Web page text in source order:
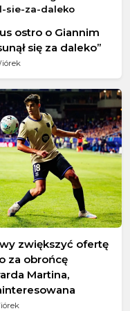
ostro o Giannim
się za daleko”
zwiększyć ofertę
za obrońcę
Martina,